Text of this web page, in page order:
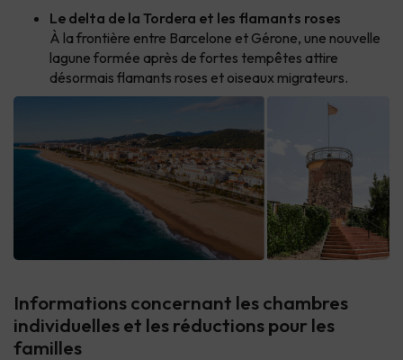
Le delta de la Tordera et les flamants roses
À la frontière entre Barcelone et Gérone, une nouvelle
lagune formée après de fortes tempêtes attire
désormais flamants roses et oiseaux migrateurs.
Informations concernant les chambres
individuelles et les réductions pour les
familles